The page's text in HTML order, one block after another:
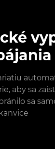
aby sa
sa
kanvice